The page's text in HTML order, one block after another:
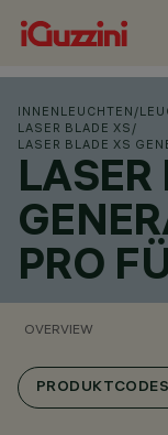
INNENLEUCHTEN /
LASER BLADE XS /
LASER BLADE XS
LASER
PRO
OVERVIEW